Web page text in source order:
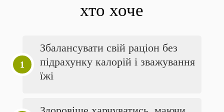
хто хоче
Збалансувати свій раціон без
підрахунку калорій і зважування
їжі